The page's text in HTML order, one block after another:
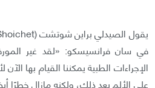
في سان فرانسيسكو: «لقد غير
الإجراءات الطبية يمكننا القيام بها
على الألم بعد ذلك، ولكنه مازال خطرًا